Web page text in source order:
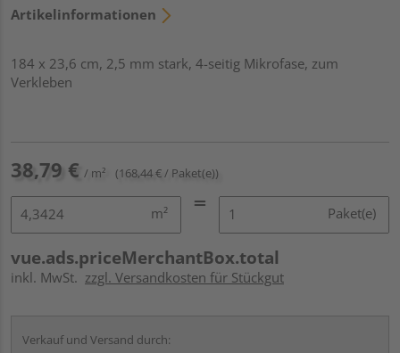
Artikelinformationen
184 x 23,6 cm, 2,5 mm stark, 4-seitig Mikrofase, zum
Verkleben
38,79 € / m² (168,44 € / Paket(e))
m² Paket(e)
vue.ads.priceMerchantBox.total
inkl. MwSt. zzgl. Versandkosten für Stückgut
Verkauf und Versand durch: